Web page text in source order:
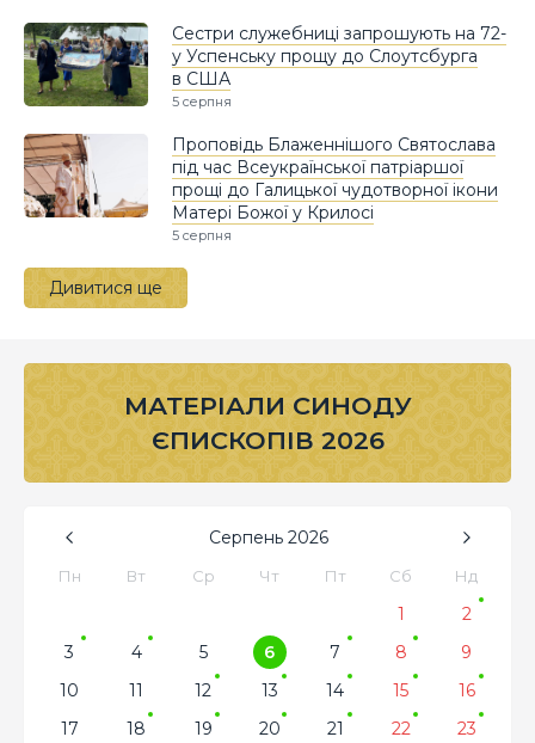
Сестри служебниці запрошують на 72-
у Успенську прощу до Слоутсбурга
в США
5 серпня
Проповідь Блаженнішого Святослава
під час Всеукраїнської патріаршої
прощі до Галицької чудотворної ікони
Матері Божої у Крилосі
5 серпня
Дивитися ще
МАТЕРІАЛИ СИНОДУ
ЄПИСКОПІВ 2026
Серпень 2026
Пн Вт Ср Чт Пт Сб Нд
1
2
3
4 5 6 7 8
9
10
11 12 13 14 15
16
17
18 19 20 21 22
23